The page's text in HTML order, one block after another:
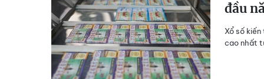
đầu
Xổ số
cao nhất